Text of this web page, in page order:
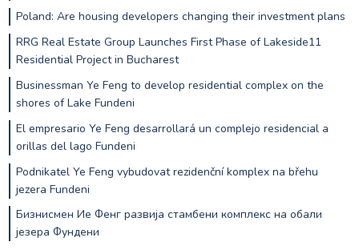
Poland: Are housing developers changing their investment plans
RRG Real Estate Group Launches First Phase of Lakeside11
Residential Project in Bucharest
Businessman Ye Feng to develop residential complex on the
shores of Lake Fundeni
El empresario Ye Feng desarrollará un complejo residencial a
orillas del lago Fundeni
Podnikatel Ye Feng vybudovat rezidenční komplex na břehu
jezera Fundeni
Бизнисмен Ие Фенг развија стамбени комплекс на обали
језера Фундени